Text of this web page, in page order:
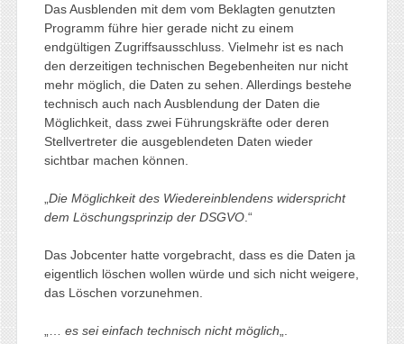
Das Ausblenden mit dem vom Beklagten genutzten
Programm führe hier gerade nicht zu einem
endgültigen Zugriffsausschluss. Vielmehr ist es nach
den derzeitigen technischen Begebenheiten nur nicht
mehr möglich, die Daten zu sehen. Allerdings bestehe
technisch auch nach Ausblendung der Daten die
Möglichkeit, dass zwei Führungskräfte oder deren
Stellvertreter die ausgeblendeten Daten wieder
sichtbar machen können.
Die Möglichkeit des Wiedereinblendens widerspricht
dem Löschungsprinzip der DSGVO.“
Das Jobcenter hatte vorgebracht, dass es die Daten ja
eigentlich löschen wollen würde und sich nicht weigere,
das Löschen vorzunehmen.
es sei einfach technisch nicht möglich